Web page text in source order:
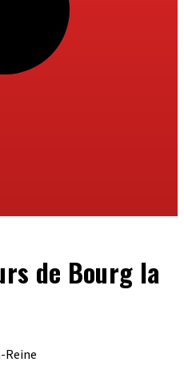
de Bourg la
Reine